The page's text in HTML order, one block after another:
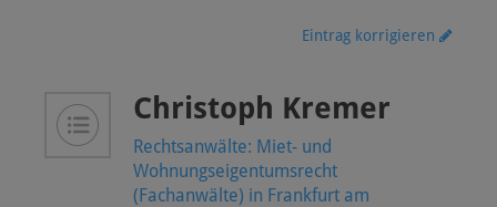
Eintrag korrigieren
Christoph Kremer
Rechtsanwälte: Miet- und
Wohnungseigentumsrecht
(Fachanwälte) in Frankfurt am